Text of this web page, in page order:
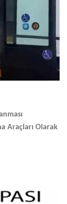
Araçları Olarak